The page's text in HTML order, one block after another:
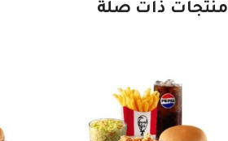
منتجات ذات صلة